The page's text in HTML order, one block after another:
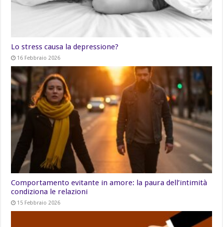
Lo stress causa la depressione?
16 Febbraio 2026
Comportamento evitante in amore: la paura dell’intimità
condiziona le relazioni
15 Febbraio 2026